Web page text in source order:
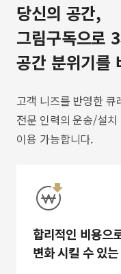
당신의 공간,
그림구독으로
공간 분위기를
고객 니즈를 반영한 큐
전문 인력의 운송/설
이용 가능합니다.
합리적인 비용으
변화 시킬 수 있